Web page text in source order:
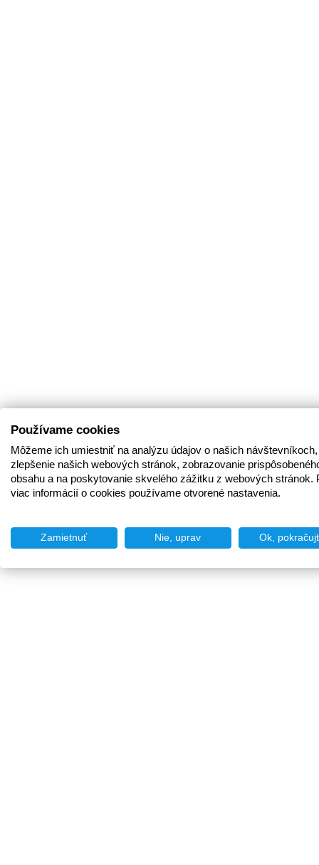
Používame cookies
Môžeme ich umiestniť na analýzu údajov o našich
zlepšenie našich webových stránok, zobrazovanie
obsahu a na poskytovanie skvelého zážitku z webových stránok.
viac informácií o cookies používame otvorené nastavenia.
Zamietnuť Nie, uprav Ok,